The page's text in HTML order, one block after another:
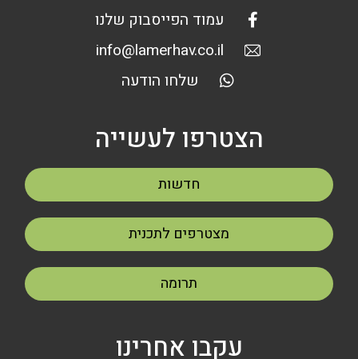
עמוד הפייסבוק שלנו
info@lamerhav.co.il
שלחו הודעה
הצטרפו לעשייה
חדשות
מצטרפים לתכנית
תרומה
עקבו אחרינו